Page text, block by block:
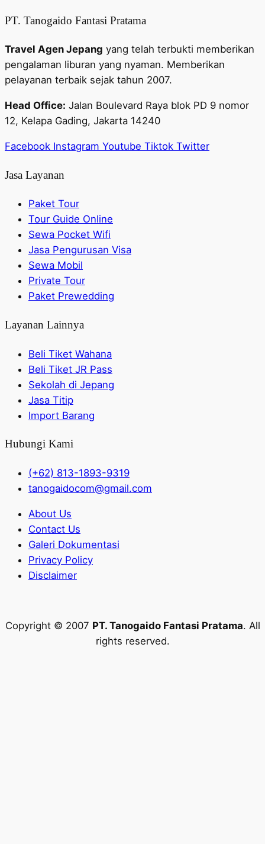
PT. Tanogaido Fantasi Pratama
Travel Agen Jepang yang telah terbukti memberikan
pengalaman liburan yang nyaman. Memberikan
pelayanan terbaik sejak tahun 2007.
Head Office: Jalan Boulevard Raya blok PD 9 nomor
12, Kelapa Gading, Jakarta 14240
Facebook Instagram Youtube Tiktok Twitter
Jasa Layanan
Paket Tour
Tour Guide Online
Sewa Pocket Wifi
Jasa Pengurusan Visa
Sewa Mobil
Private Tour
Paket Prewedding
Layanan Lainnya
Beli Tiket Wahana
Beli Tiket JR Pass
Sekolah di Jepang
Jasa Titip
Import Barang
Hubungi Kami
(+62) 813-1893-9319
tanogaidocom@gmail.com
About Us
Contact Us
Galeri Dokumentasi
Privacy Policy
Disclaimer
Copyright © 2007 PT. Tanogaido Fantasi Pratama. All
rights reserved.